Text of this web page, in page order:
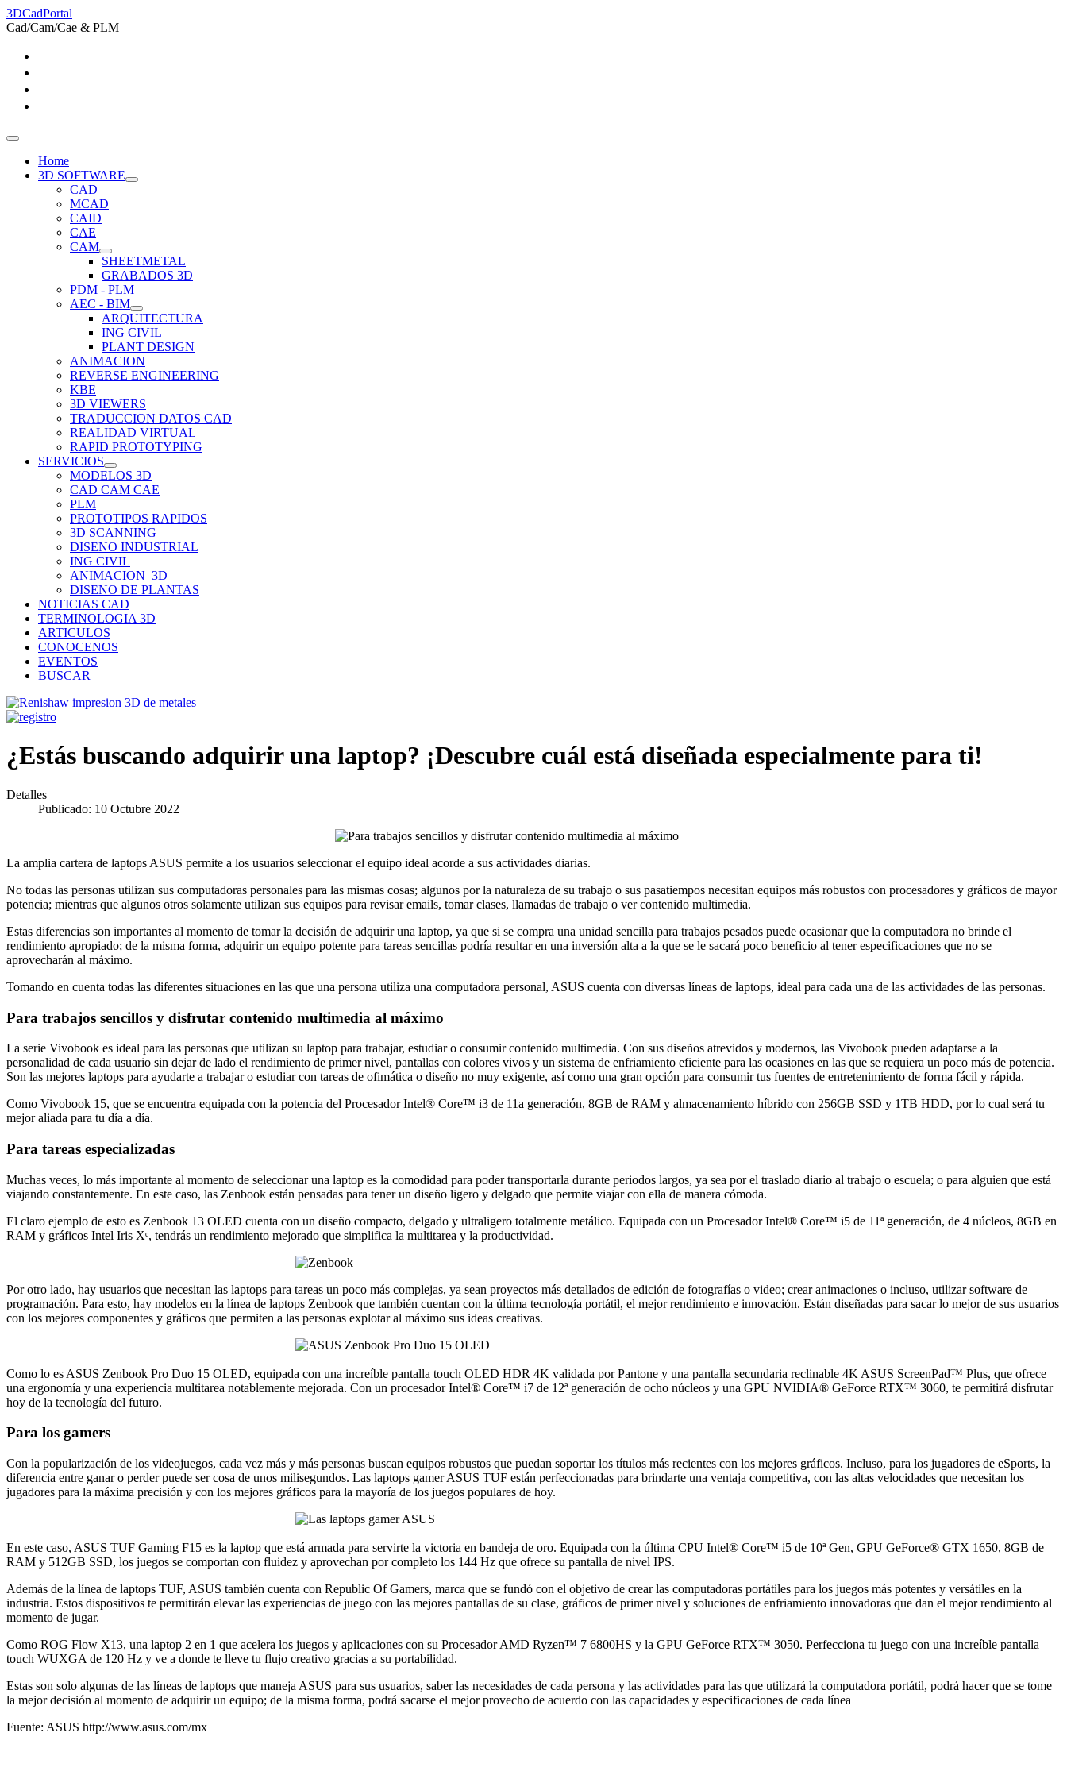
3DCadPortal
Cad/Cam/Cae & PLM
Home
3D SOFTWARE
CAD
MCAD
CAID
CAE
CAM
SHEETMETAL
GRABADOS 3D
PDM - PLM
AEC - BIM
ARQUITECTURA
ING CIVIL
PLANT DESIGN
ANIMACION
REVERSE ENGINEERING
KBE
3D VIEWERS
TRADUCCION DATOS CAD
REALIDAD VIRTUAL
RAPID PROTOTYPING
SERVICIOS
MODELOS 3D
CAD CAM CAE
PLM
PROTOTIPOS RAPIDOS
3D SCANNING
DISENO INDUSTRIAL
ING CIVIL
ANIMACION_3D
DISENO DE PLANTAS
NOTICIAS CAD
TERMINOLOGIA 3D
ARTICULOS
CONOCENOS
EVENTOS
BUSCAR
¿Estás buscando adquirir una laptop? ¡Descubre cuál está diseñada especialmente para ti!
Detalles
Publicado: 10 Octubre 2022
La amplia cartera de laptops ASUS permite a los usuarios seleccionar el equipo ideal acorde a sus actividades diarias.
No todas las personas utilizan sus computadoras personales para las mismas cosas; algunos por la naturaleza de su trabajo o sus pasatiempos necesitan equipos más robustos con procesadores y gráficos de mayor
potencia; mientras que algunos otros solamente utilizan sus equipos para revisar emails, tomar clases, llamadas de trabajo o ver contenido multimedia.
Estas diferencias son importantes al momento de tomar la decisión de adquirir una laptop, ya que si se compra una unidad sencilla para trabajos pesados puede ocasionar que la computadora no brinde el
rendimiento apropiado; de la misma forma, adquirir un equipo potente para tareas sencillas podría resultar en una inversión alta a la que se le sacará poco beneficio al tener especificaciones que no se
aprovecharán al máximo.
Tomando en cuenta todas las diferentes situaciones en las que una persona utiliza una computadora personal, ASUS cuenta con diversas líneas de laptops, ideal para cada una de las actividades de las personas.
Para trabajos sencillos y disfrutar contenido multimedia al máximo
La serie Vivobook es ideal para las personas que utilizan su laptop para trabajar, estudiar o consumir contenido multimedia. Con sus diseños atrevidos y modernos, las Vivobook pueden adaptarse a la
personalidad de cada usuario sin dejar de lado el rendimiento de primer nivel, pantallas con colores vivos y un sistema de enfriamiento eficiente para las ocasiones en las que se requiera un poco más de potencia.
Son las mejores laptops para ayudarte a trabajar o estudiar con tareas de ofimática o diseño no muy exigente, así como una gran opción para consumir tus fuentes de entretenimiento de forma fácil y rápida.
Como Vivobook 15, que se encuentra equipada con la potencia del Procesador Intel® Core™ i3 de 11a generación, 8GB de RAM y almacenamiento híbrido con 256GB SSD y 1TB HDD, por lo cual será tu
mejor aliada para tu día a día.
Para tareas especializadas
Muchas veces, lo más importante al momento de seleccionar una laptop es la comodidad para poder transportarla durante periodos largos, ya sea por el traslado diario al trabajo o escuela; o para alguien que está
viajando constantemente. En este caso, las Zenbook están pensadas para tener un diseño ligero y delgado que permite viajar con ella de manera cómoda.
El claro ejemplo de esto es Zenbook 13 OLED cuenta con un diseño compacto, delgado y ultraligero totalmente metálico. Equipada con un Procesador Intel® Core™ i5 de 11ª generación, de 4 núcleos, 8GB en
RAM y gráficos Intel Iris Xᵉ, tendrás un rendimiento mejorado que simplifica la multitarea y la productividad.
Por otro lado, hay usuarios que necesitan las laptops para tareas un poco más complejas, ya sean proyectos más detallados de edición de fotografías o video; crear animaciones o incluso, utilizar software de
programación. Para esto, hay modelos en la línea de laptops Zenbook que también cuentan con la última tecnología portátil, el mejor rendimiento e innovación. Están diseñadas para sacar lo mejor de sus usuarios
con los mejores componentes y gráficos que permiten a las personas explotar al máximo sus ideas creativas.
Como lo es ASUS Zenbook Pro Duo 15 OLED, equipada con una increíble pantalla touch OLED HDR 4K validada por Pantone y una pantalla secundaria reclinable 4K ASUS ScreenPad™ Plus, que ofrece
una ergonomía y una experiencia multitarea notablemente mejorada. Con un procesador Intel® Core™ i7 de 12ª generación de ocho núcleos y una GPU NVIDIA® GeForce RTX™ 3060, te permitirá disfrutar
hoy de la tecnología del futuro.
Para los gamers
Con la popularización de los videojuegos, cada vez más y más personas buscan equipos robustos que puedan soportar los títulos más recientes con los mejores gráficos. Incluso, para los jugadores de eSports, la
diferencia entre ganar o perder puede ser cosa de unos milisegundos. Las laptops gamer ASUS TUF están perfeccionadas para brindarte una ventaja competitiva, con las altas velocidades que necesitan los
jugadores para la máxima precisión y con los mejores gráficos para la mayoría de los juegos populares de hoy.
En este caso, ASUS TUF Gaming F15 es la laptop que está armada para servirte la victoria en bandeja de oro. Equipada con la última CPU Intel® Core™ i5 de 10ª Gen, GPU GeForce® GTX 1650, 8GB de
RAM y 512GB SSD, los juegos se comportan con fluidez y aprovechan por completo los 144 Hz que ofrece su pantalla de nivel IPS.
Además de la línea de laptops TUF, ASUS también cuenta con Republic Of Gamers, marca que se fundó con el objetivo de crear las computadoras portátiles para los juegos más potentes y versátiles en la
industria. Estos dispositivos te permitirán elevar las experiencias de juego con las mejores pantallas de su clase, gráficos de primer nivel y soluciones de enfriamiento innovadoras que dan el mejor rendimiento al
momento de jugar.
Como ROG Flow X13, una laptop 2 en 1 que acelera los juegos y aplicaciones con su Procesador AMD Ryzen™ 7 6800HS y la GPU GeForce RTX™ 3050. Perfecciona tu juego con una increíble pantalla
touch WUXGA de 120 Hz y ve a donde te lleve tu flujo creativo gracias a su portabilidad.
Estas son solo algunas de las líneas de laptops que maneja ASUS para sus usuarios, saber las necesidades de cada persona y las actividades para las que utilizará la computadora portátil, podrá hacer que se tome
la mejor decisión al momento de adquirir un equipo; de la misma forma, podrá sacarse el mejor provecho de acuerdo con las capacidades y especificaciones de cada línea
Fuente: ASUS http://www.asus.com/mx